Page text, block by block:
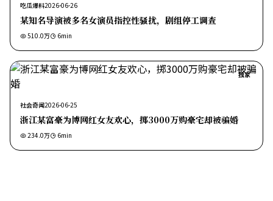
吃瓜爆料2026-06-26
某知名导演被多名女演员指控性骚扰，剧组停工调查
510.0万 6min
独家
社会奇闻2026-06-25
浙江某富豪为博网红女友欢心，掷3000万购豪宅却被骗婚
234.0万 6min